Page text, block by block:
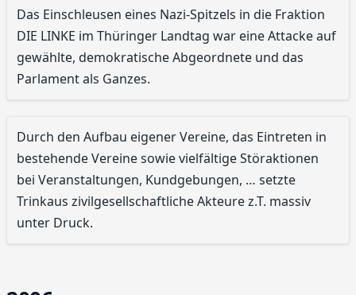
Das Einschleusen eines Nazi-Spitzels in die Fraktion
DIE LINKE im Thüringer Landtag war eine Attacke auf
gewählte, demokratische Abgeordnete und das
Parlament als Ganzes.
Durch den Aufbau eigener Vereine, das Eintreten in
bestehende Vereine sowie vielfältige Störaktionen
bei Veranstaltungen, Kundgebungen, … setzte
Trinkaus zivilgesellschaftliche Akteure z.T. massiv
unter Druck.